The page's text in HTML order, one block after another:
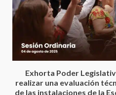
Exhorta Poder
realizar una evaluación
de las instalaciones de la
Secretaría
20 julio 2026
de
animal